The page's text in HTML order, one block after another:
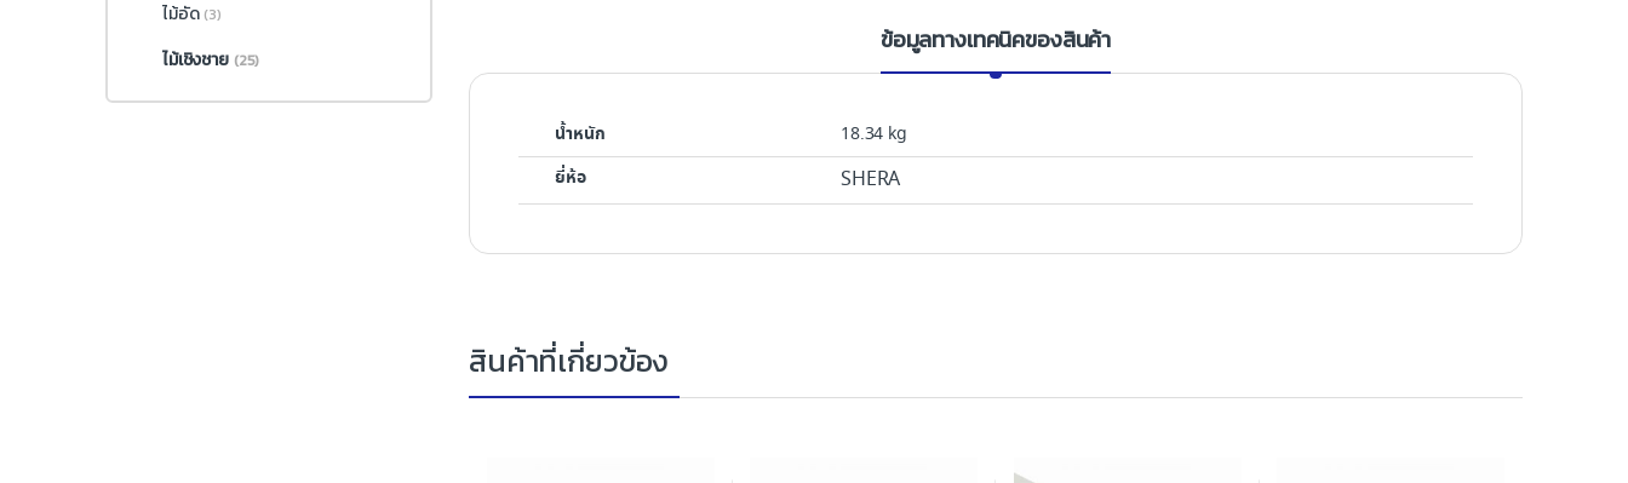
ข้อมูลทางเทคนิคของสินค้า
น้ำหนัก 18.34 kg
ยี่ห้อ SHERA
สินค้าที่เกี่ยวข้อง
ไม้อัด (3)
ไม้เชิงชาย (25)